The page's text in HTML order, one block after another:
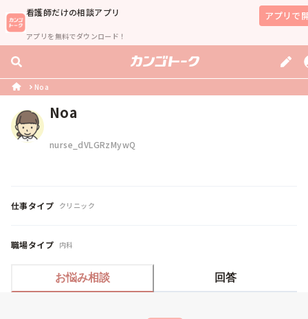
看護師だけの相談アプリ
アプリを無料でダウンロード！
アプリで
Noa
Noa
nurse_dVLGRzMywQ
仕事タイプ クリニック
職場タイプ 内科
お悩み相談 回答